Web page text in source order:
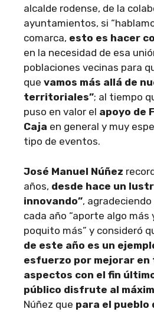
alcalde rodense, de la
ayuntamientos, si
comarca, esto es hacer
en la necesidad de esa
poblaciones vecinas para
que vamos más allá de
territoriales”; al tiempo
puso en valor el apoyo de
Caja en general y muy
tipo de eventos.
José Manuel Núñez
años, desde hace un
innovando”,
cada año “aporte algo más
poquito más” y consideró
de este año es un
esfuerzo por mejorar en
aspectos con el fin
público disfrute al
Núñez que para el pueblo